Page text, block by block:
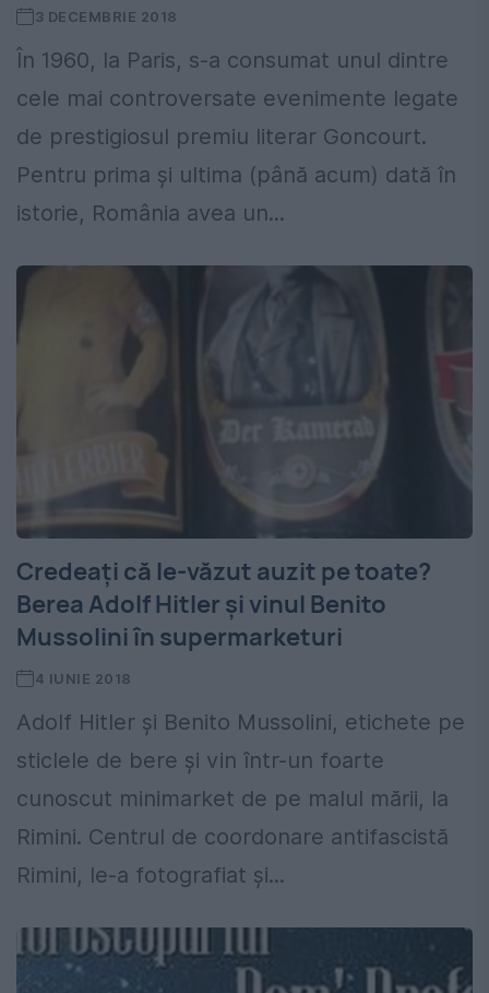
3 DECEMBRIE 2018
În 1960, la Paris, s-a consumat unul dintre
cele mai controversate evenimente legate
de prestigiosul premiu literar Goncourt.
Pentru prima și ultima (până acum) dată în
istorie, România avea un...
Credeaţi că le-văzut auzit pe toate?
Berea Adolf Hitler şi vinul Benito
Mussolini în supermarketuri
4 IUNIE 2018
Adolf Hitler şi Benito Mussolini, etichete pe
sticlele de bere şi vin într-un foarte
cunoscut minimarket de pe malul mării, la
Rimini. Centrul de coordonare antifascistă
Rimini, le-a fotografiat şi...